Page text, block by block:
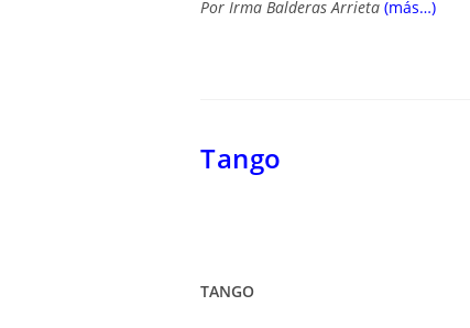
Por Irma Balderas Arrieta (más…)
Tango
TANGO